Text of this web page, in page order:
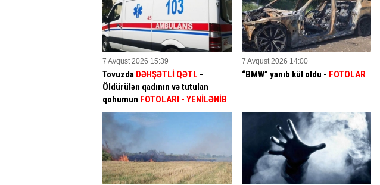
7 Avqust 2026 15:39
Tovuzda DƏHŞƏTLİ QƏTL -
Öldürülən qadının və tutulan
qohumun FOTOLARI - YENİLƏNİB
7 Avqust 2026 14:00
“BMW” yanıb kül oldu - FOTOLAR